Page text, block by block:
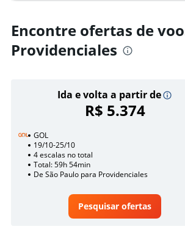
Encontre ofertas de
Providenciales
Ida e volta a partir de
R$ 5.374
GOL
19/10-25/10
4 escalas no total
Total: 59h 54min
De São Paulo para Providenciales
Pesquisar ofertas